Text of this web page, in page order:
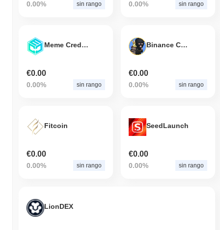
0.00% sin rango 0.00% sin rango
Meme Credit Coin
€0.00
0.00% sin rango
Binance Cartel
€0.00
0.00% sin rango
Fitcoin
€0.00
0.00% sin rango
SeedLaunch
€0.00
0.00% sin rango
LionDEX